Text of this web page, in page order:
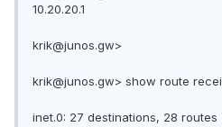
10.20.20.1
krik@junos.gw>
krik@junos.gw> show route
inet.0: 27 destinations, 28